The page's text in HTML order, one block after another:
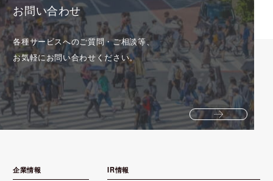
お問い合わせ
各種サービスへのご質問・ご相談等、
お気軽にお問い合わせください。
企業情報 IR情報